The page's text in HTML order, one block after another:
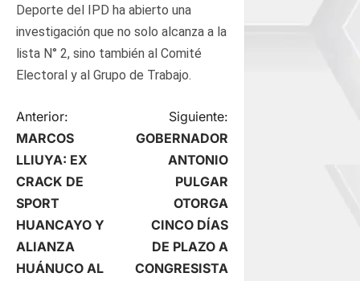
Deporte del IPD ha abierto una
investigación que no solo alcanza a la
lista N° 2, sino también al Comité
Electoral y al Grupo de Trabajo.
N
a
v
e
g
Anterior:
MARCOS
LLIUYA: EX
CRACK DE
SPORT
HUANCAYO Y
ALIANZA
HUÁNUCO AL
Siguiente:
GOBERNADOR
ANTONIO
PULGAR
OTORGA
CINCO DÍAS
DE PLAZO A
CONGRESISTA